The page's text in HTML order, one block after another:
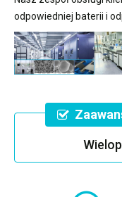
odpowiedniej baterii i